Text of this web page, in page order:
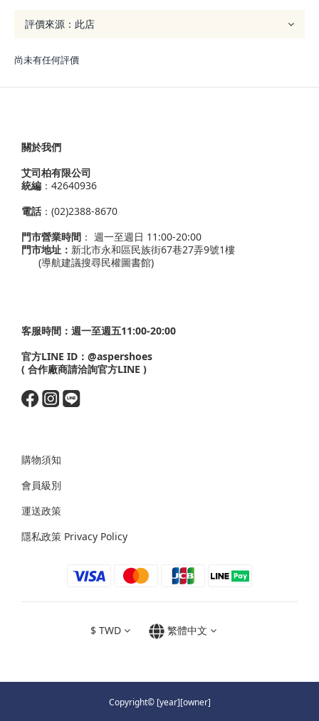
尚未有任何評價
關於我們
艾司柏有限公司
統編 ：42640936
電話：(02)2388-8670
門市營業時間 ： 週一至週日 11:00-20:00
門市地址： 新北市永和區民族街67巷27弄9號1樓
(導航建議搜尋民權圖書館)
客服時間：週一至週五11:00-20:00
官方LINE ID： @aspershoes
( 合作廠商請洽詢官方LINE )
購物須知
會員級別
運送政策
隱私政策 Privacy Policy
$ TWD 繁體中文
Copyright© [year][owner]